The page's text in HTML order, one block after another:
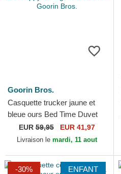
Goorin Bros.
Casquette trucker jaune et
bleue ours Bed Time Duvet
All Det Happy Thoughts The
Farm Goorin Bros.
EUR59,95 EUR 41,97
Livraison le mardi, 11 aout
-30% ENFANT